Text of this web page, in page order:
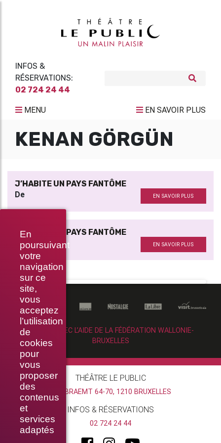
En
poursuivant
votre
navigation
sur ce
site,
vous
acceptez
l’utilisation
de
cookies
pour
vous
proposer
des
contenus
et
services
adaptés
INFOS &
RÉSERVATIONS:
02 724 24 44
MENU EN SAVOIR PLUS
KENAN GÖRGÜN
J’HABITE UN PAYS FANTÔME
De EN SAVOIR PLUS
J’HABITE UN PAYS FANTÔME
Avec EN SAVOIR PLUS
RÉALISÉ AVEC L’AIDE DE LA FÉDÉRATION WALLONIE-
BRUXELLES
THÉÂTRE LE PUBLIC
RUE BRAEMT 64-70, 1210 BRUXELLES
INFOS & RÉSERVATIONS
02 724 24 44